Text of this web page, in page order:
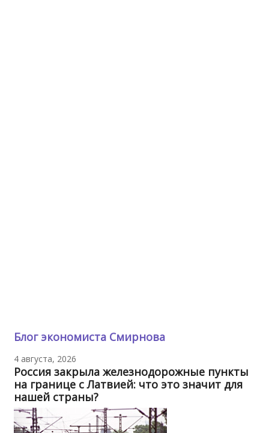
Блог экономиста Смирнова
4 августа, 2026
Россия закрыла железнодорожные пункты
на границе с Латвией: что это значит для
нашей страны?